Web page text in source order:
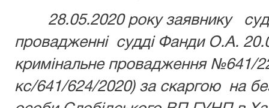
28.05.2020 року заявнику
провадженні судді Фанди О.А.
кримінальне провадження №641/
кс/641/624/2020) за скаргою на